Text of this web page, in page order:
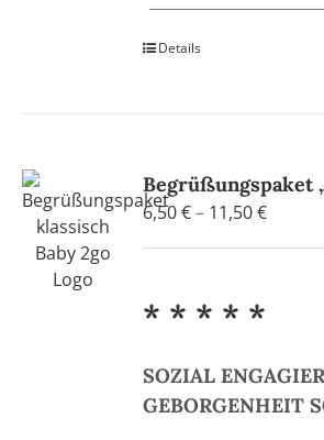
Details
Begrüßungspaket
6,50€– 11,50€
* * * * *
SOZIAL
GEBORGENHEIT